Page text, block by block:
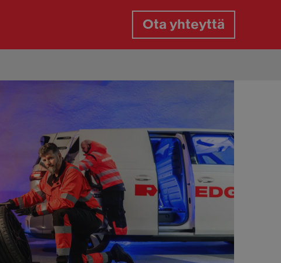
Ota yhteyttä
Renkaanvaihto tien päällä
Renkaiden vaihto kotipihassa